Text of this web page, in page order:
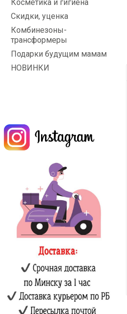
Косметика и гигиена
Скидки, уценка
Комбинезоны-
трансформеры
Подарки будущим мамам
НОВИНКИ